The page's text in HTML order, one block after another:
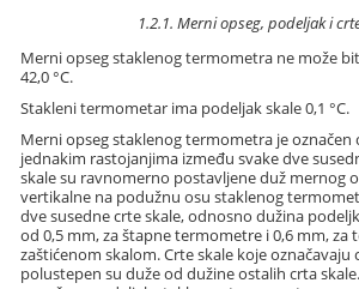
1.2.1. Merni opseg, podeljak i
Merni opseg staklenog termometra ne može
42,0 °C.
Stakleni termometar ima podeljak skale 0,1 °C.
Merni opseg staklenog termometra je označen
jednakim rastojanjima između svake dve
skale su ravnomerno postavljene duž mernog
vertikalne na podužnu osu staklenog
dve susedne crte skale, odnosno dužina
od 0,5 mm, za štapne termometre i 0,6 mm, za
zaštićenom skalom. Crte skale koje označavaju
polustepen su duže od dužine ostalih crta